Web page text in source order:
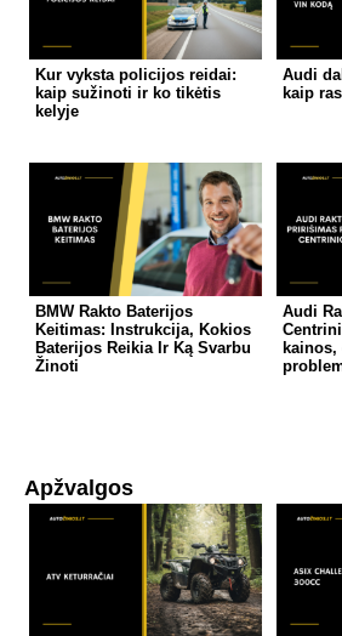
Kur vyksta policijos reidai:
kaip sužinoti ir ko tikėtis
kelyje
Audi
kaip
BMW Rakto Baterijos
Keitimas: Instrukcija, Kokios
Baterijos Reikia Ir Ką Svarbu
Žinoti
Audi
Apžvalgos